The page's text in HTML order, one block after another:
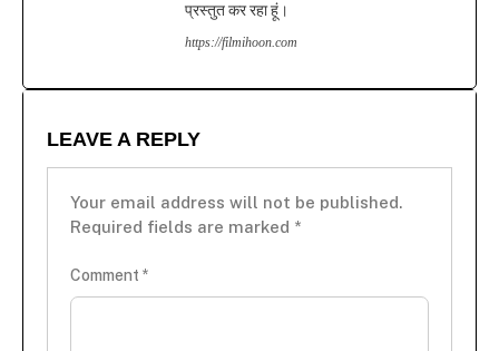
प्रस्तुत कर रहा हूं।
https://filmihoon.com
LEAVE A REPLY
Your email address will not be published.
Required fields are marked *
Comment *